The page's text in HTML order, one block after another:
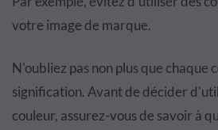
votre image de marque.
N'oubliez pas non plus que chaque
signification. Avant de décider
couleur, assurez-vous de savoir à